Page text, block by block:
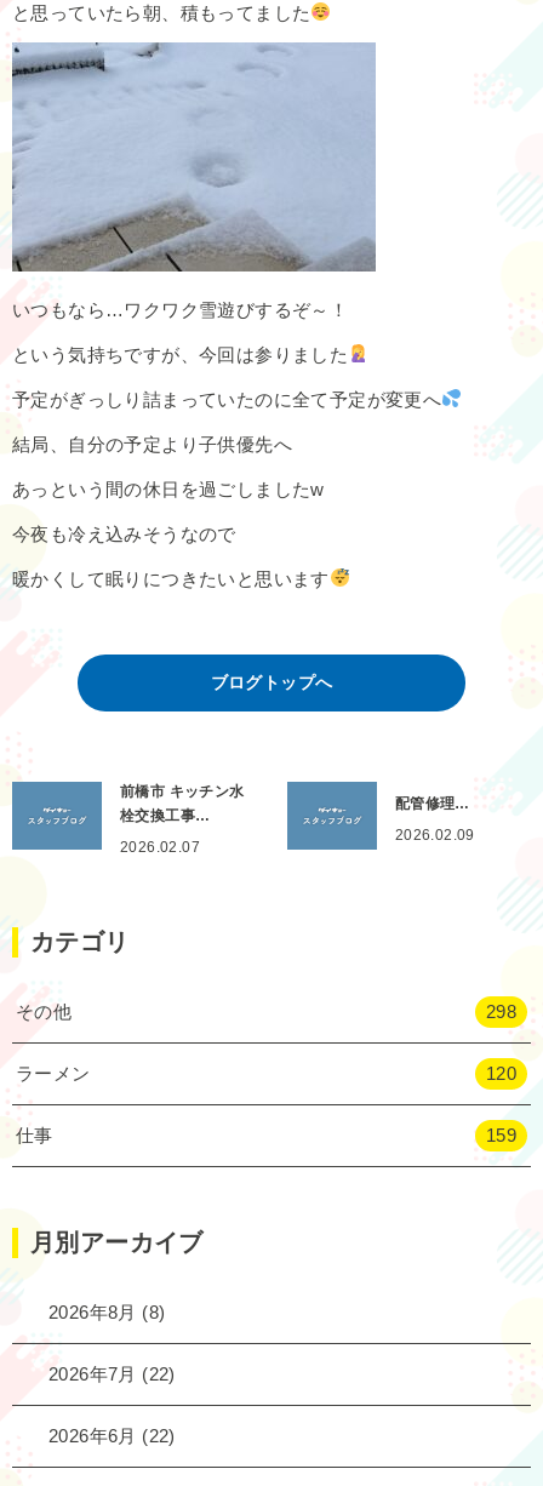
と思っていたら朝、積もってました
いつもなら…ワクワク雪遊びするぞ～！
という気持ちですが、今回は参りました
予定がぎっしり詰まっていたのに全て予定が変更へ
結局、自分の予定より子供優先へ
あっという間の休日を過ごしましたw
今夜も冷え込みそうなので
暖かくして眠りにつきたいと思います
ブログトップへ
前橋市 キッチン水
栓交換工事…
2026.02.07
配管修理…
2026.02.09
カテゴリ
その他 298
ラーメン 120
仕事 159
月別アーカイブ
2026年8月 (8)
2026年7月 (22)
2026年6月 (22)